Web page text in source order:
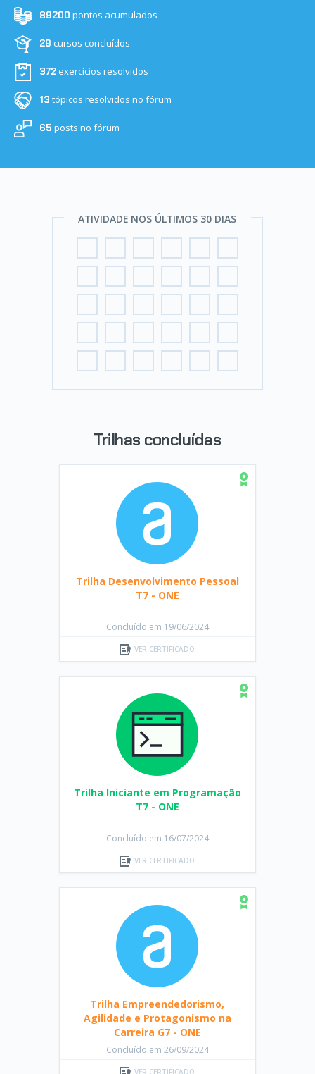
89200 pontos acumulados
29 cursos concluídos
372exercícios resolvidos
13 tópicos resolvidos no fórum
65 posts no fórum
ATIVIDADE NOS ÚLTIMOS 30 DIAS
Trilhas concluídas
Trilha Desenvolvimento Pessoal
T7 - ONE
Concluído em 19/06/2024
VER CERTIFICADO
Trilha Iniciante em Programação
T7 - ONE
Concluído em 16/07/2024
VER CERTIFICADO
Trilha Empreendedorismo,
Agilidade e Protagonismo na
Carreira G7 - ONE
Concluído em 26/09/2024
VER CERTIFICADO